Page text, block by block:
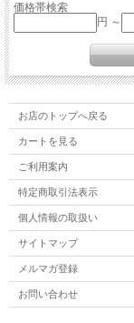
価格帯検索
円 ～
お店のトップへ戻る
カートを見る
ご利用案内
特定商取引法表示
個人情報の取扱い
サイトマップ
メルマガ登録
お問い合わせ